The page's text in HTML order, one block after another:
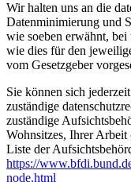
Wir halten uns an die
Datenminimierung und
wie soeben erwähnt, bei
wie dies für den
vom Gesetzgeber
Sie können sich
zuständige
zuständige
Wohnsitzes, Ihrer
Liste der
https://
node.html